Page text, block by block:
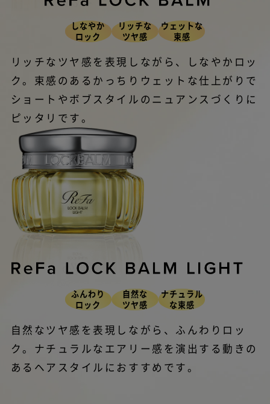
しなやか
ロック
リッチな
ツヤ感
ウェットな
束感
リッチなツヤ感を表現しながら、しなやかロッ
ク。束感のあるかっちりウェットな仕上がりで
ショートやボブスタイルのニュアンスづくりに
ピッタリです。
ふんわり
ロック
自然な
ツヤ感
ナチュラル
な束感
自然なツヤ感を表現しながら、ふんわりロッ
ク。ナチュラルなエアリー感を演出する動きの
あるヘアスタイルにおすすめです。